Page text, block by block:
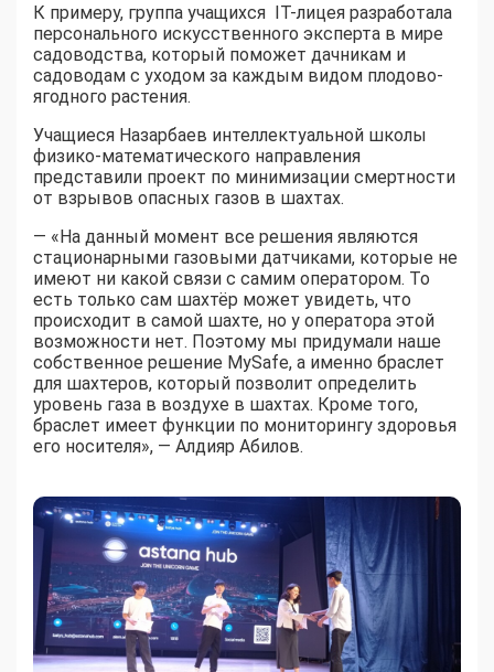
К примеру, группа учащихся IT-лицея разработала
персонального искусственного эксперта в мире
садоводства, который поможет дачникам и
садоводам с уходом за каждым видом плодово-
ягодного растения.
Учащиеся Назарбаев интеллектуальной школы
физико-математического направления
представили проект по минимизации смертности
от взрывов опасных газов в шахтах.
— «На данный момент все решения являются
стационарными газовыми датчиками, которые не
имеют ни какой связи с самим оператором. То
есть только сам шахтёр может увидеть, что
происходит в самой шахте, но у оператора этой
возможности нет. Поэтому мы придумали наше
собственное решение MySafe, а именно браслет
для шахтеров, который позволит определить
уровень газа в воздухе в шахтах. Кроме того,
браслет имеет функции по мониторингу здоровья
его носителя», — Алдияр Абилов.